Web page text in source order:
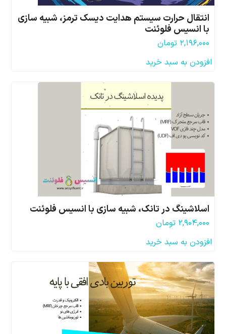
انتقال حرارت سیستم هدایت دیسک ترمز، شبیه سازی
با انسیس فلوئنت
۲,۱۹۶,۰۰۰ تومان
افزودن به سبد خرید
اسلاشینگ در تانک، شبیه سازی با انسیس فلوئنت
۲,۹۰۴,۰۰۰ تومان
افزودن به سبد خرید